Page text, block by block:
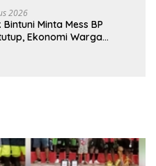
2026
Minta Mess BP
Ekonomi Warga